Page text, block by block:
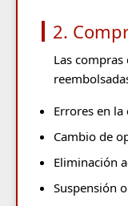
2.
Las
Errores en
Cambio de
Eliminación
Suspensión